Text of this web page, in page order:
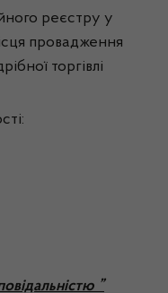
реєстру у
провадження
торгівлі
”